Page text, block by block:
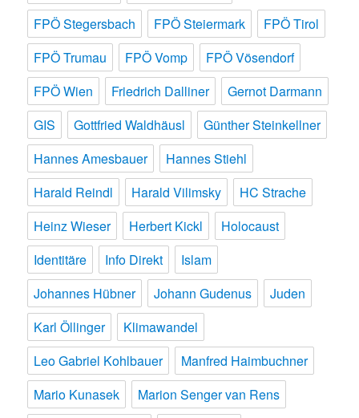
FPÖ Stegersbach
FPÖ Steiermark
FPÖ Tirol
FPÖ Trumau
FPÖ Vomp
FPÖ Vösendorf
FPÖ Wien
Friedrich Dalliner
Gernot Darmann
GIS
Gottfried Waldhäusl
Günther Steinkellner
Hannes Amesbauer
Hannes Stiehl
Harald Reindl
Harald Vilimsky
HC Strache
Heinz Wieser
Herbert Kickl
Holocaust
Identitäre
Info Direkt
Islam
Johannes Hübner
Johann Gudenus
Juden
Karl Öllinger
Klimawandel
Leo Gabriel Kohlbauer
Manfred Haimbuchner
Mario Kunasek
Marion Senger van Rens